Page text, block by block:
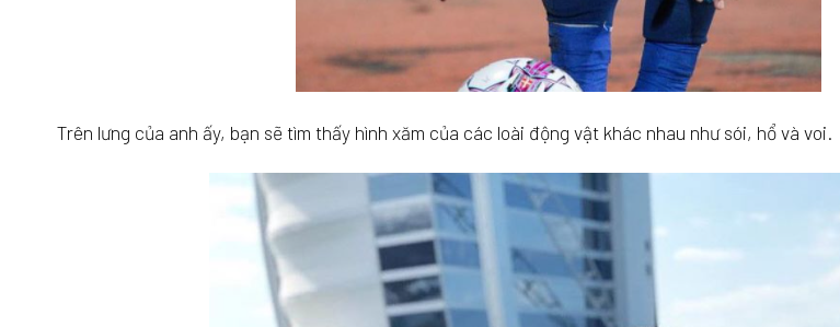
Trên lưng của anh ấy, bạn sẽ tìm thấy hình xăm của các loài động vật khác nhau như sói, hổ và voi.